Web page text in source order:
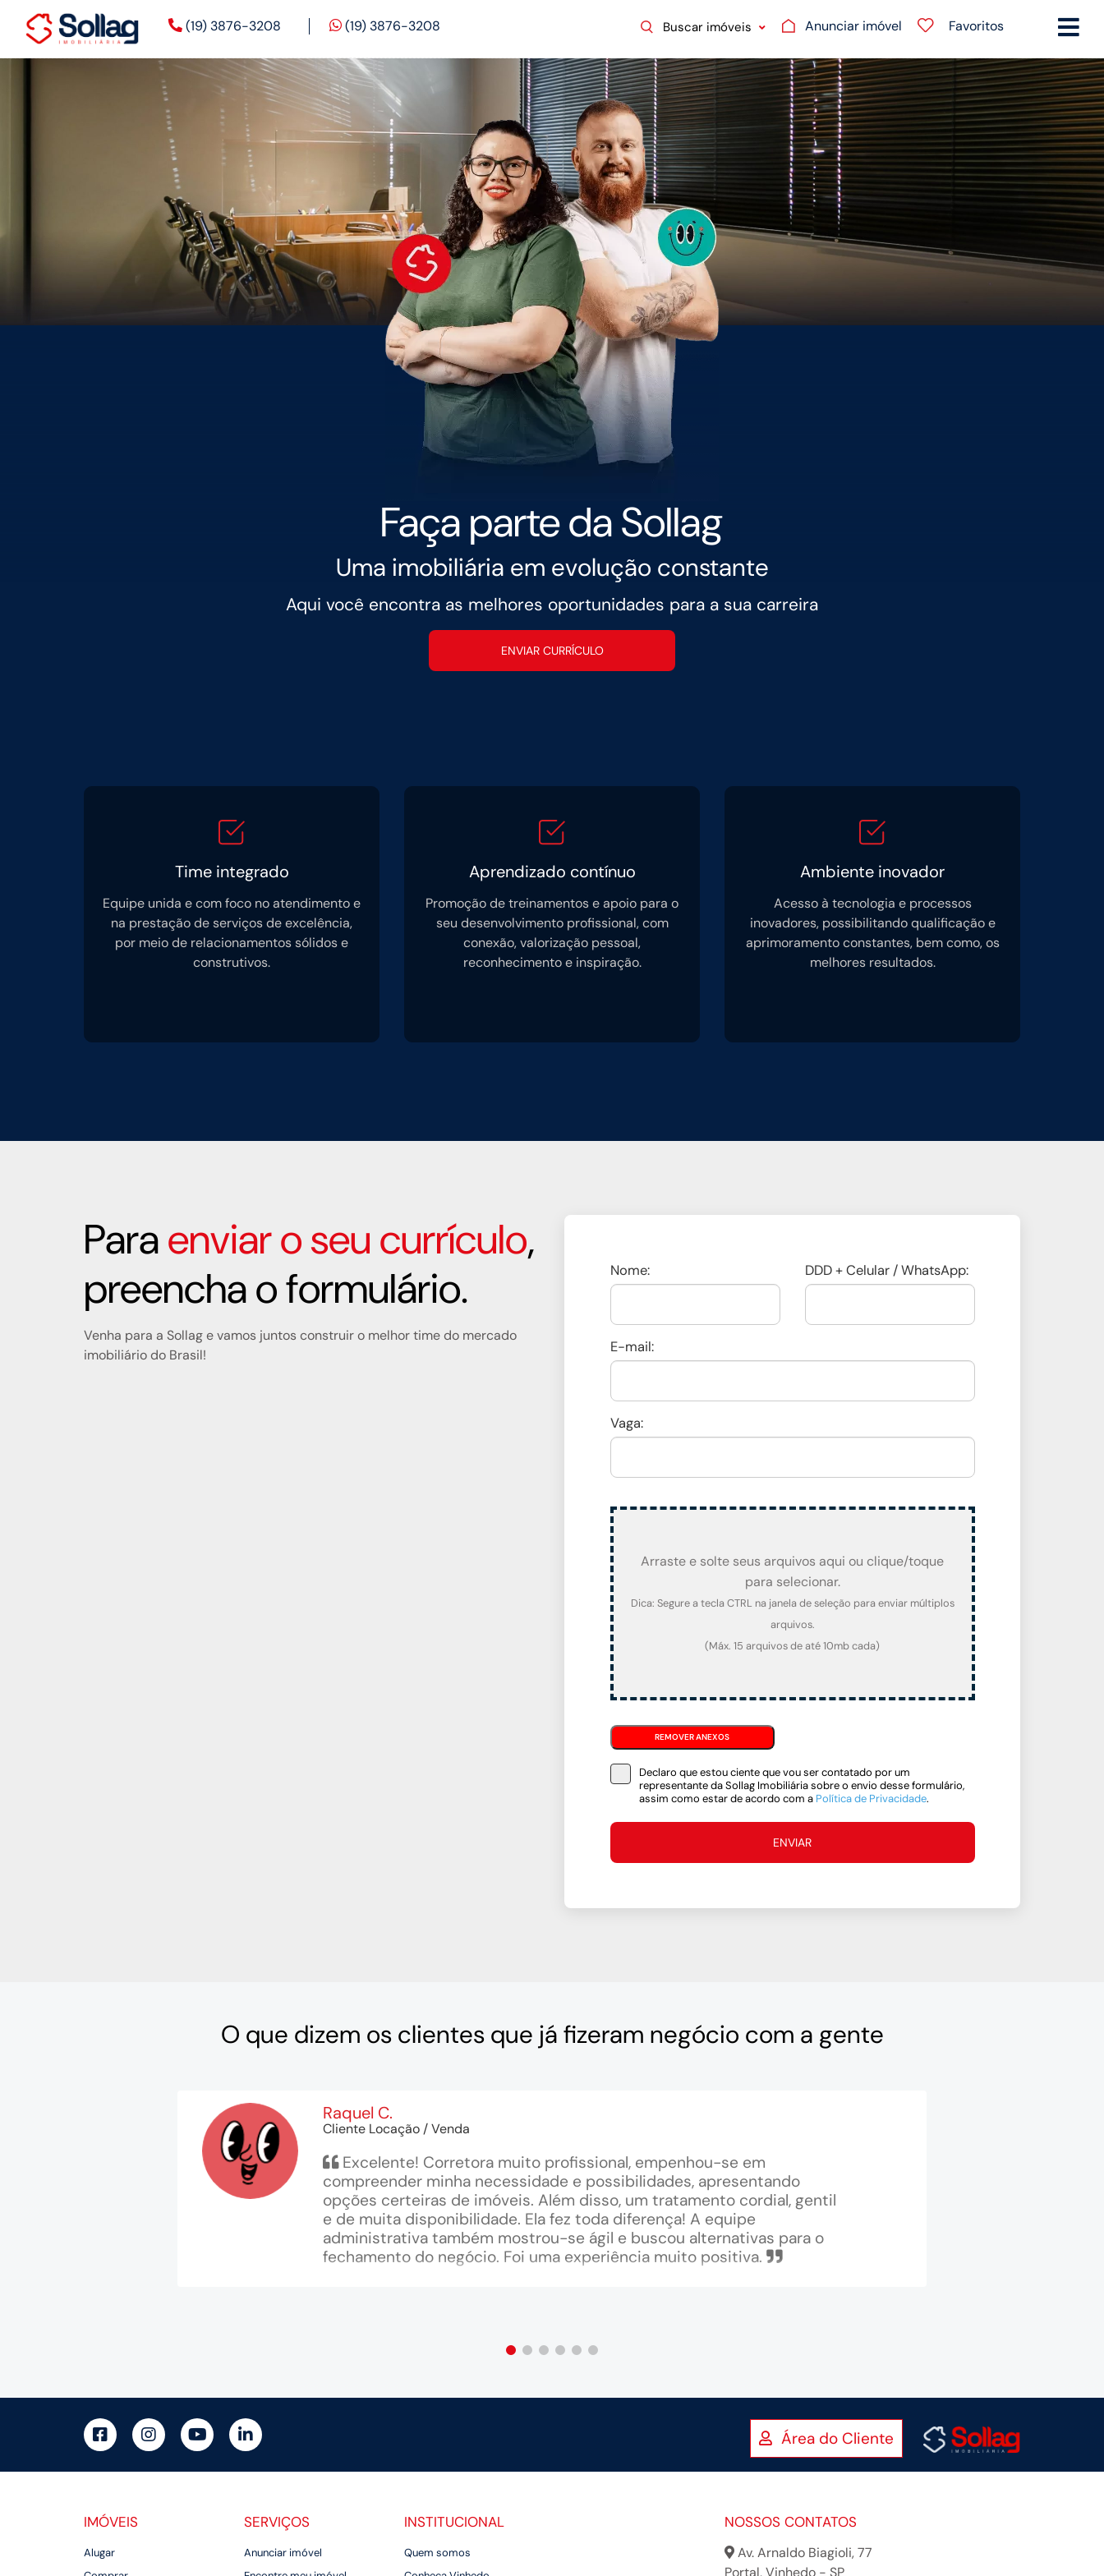
(19) 3876-3208 (19) 3876-3208 Buscar imóveis Anunciar imóvel Favoritos
Faça parte da Sollag
Uma imobiliária em evolução constante
Aqui você encontra as melhores oportunidades para a sua carreira
ENVIAR CURRÍCULO
Time integrado
Equipe unida e com foco no atendimento e
na prestação de serviços de excelência,
por meio de relacionamentos sólidos e
construtivos.
Aprendizado contínuo
Promoção de treinamentos e apoio para o
seu desenvolvimento profissional, com
conexão, valorização pessoal,
reconhecimento e inspiração.
Ambiente inovador
Acesso à tecnologia e processos
inovadores, possibilitando qualificação e
aprimoramento constantes, bem como, os
melhores resultados.
Paraenviar o seu currículo,
preencha o formulário.
Venha para a Sollag e vamos juntos construir o melhor time do mercado
imobiliário do Brasil!
Nome: DDD + Celular / WhatsApp:
E-mail:
Vaga:
Arraste e solte seus arquivos aqui ou clique/toque
para selecionar.
Dica: Segure a tecla CTRL na janela de seleção para enviar múltiplos
arquivos.
(Máx. 15 arquivos de até 10mb cada)
Declaro que estou ciente que vou ser contatado por um
representante da Sollag Imobiliária sobre o envio desse formulário,
assim como estar de acordo com a Política de Privacidade.
ENVIAR
O que dizem os clientes que já fizeram negócio com a gente
Raquel C.
Cliente Locação / Venda
Excelente! Corretora muito profissional, empenhou-se em
compreender minha necessidade e possibilidades, apresentando
opções certeiras de imóveis. Além disso, um tratamento cordial, gentil
e de muita disponibilidade. Ela fez toda diferença! A equipe
administrativa também mostrou-se ágil e buscou alternativas para o
fechamento do negócio. Foi uma experiência muito positiva.
Área do Cliente
IMÓVEIS
Alugar
SERVIÇOS
Anunciar imóvel
INSTITUCIONAL
Quem somos
NOSSOS CONTATOS
Av. Arnaldo Biagioli, 77
Portal, Vinhedo - SP